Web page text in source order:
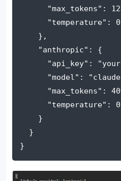
"max_tokens" :
"temperature" :
},
"anthropic" : {
"api_key" :
"model" :
"max_tokens" :
"temperature" :
}
  }
}